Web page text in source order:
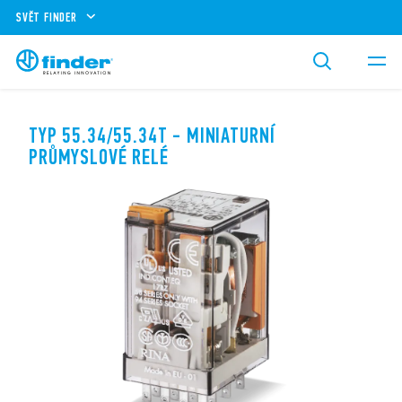
SVĚT FINDER
TYP 55.34/55.34T - MINIATURNÍ
PRŮMYSLOVÉ RELÉ